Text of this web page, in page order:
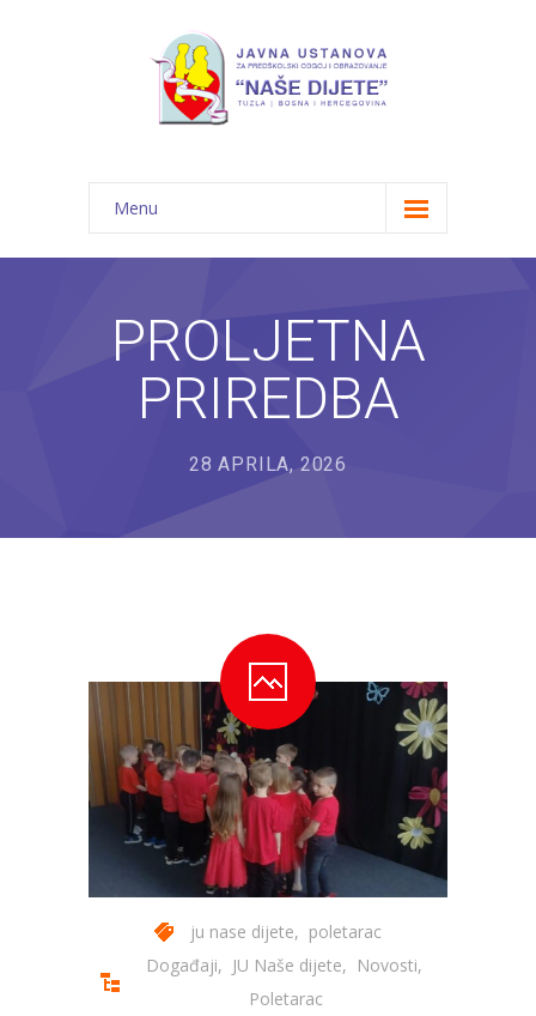
Menu
Početna
O nama
-- JU "Naše dijete"
---- Kolibri
---- Lastavica
---- Pčelica
---- Poletarac
---- Sunčica
PROLJETNA
PRIREDBA
28 APRILA, 2026
ju nase dijete, poletarac
Događaji, JU Naše dijete, Novosti,
Poletarac